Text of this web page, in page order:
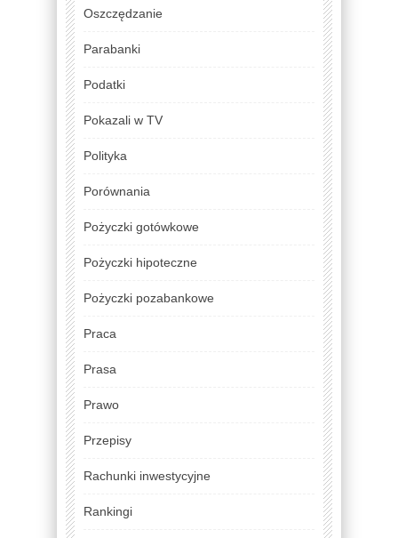
Oszczędzanie
Parabanki
Podatki
Pokazali w TV
Polityka
Porównania
Pożyczki gotówkowe
Pożyczki hipoteczne
Pożyczki pozabankowe
Praca
Prasa
Prawo
Przepisy
Rachunki inwestycyjne
Rankingi